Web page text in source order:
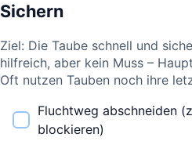
Sichern
Ziel: Die Taube schnell und
hilfreich, aber kein Muss –
Oft nutzen Tauben noch ihre
Fluchtweg abschneiden
blockieren)